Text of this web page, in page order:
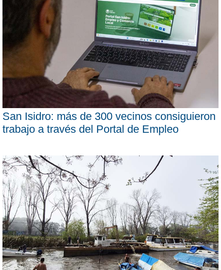
San Isidro: más de 300 vecinos consiguieron
trabajo a través del Portal de Empleo